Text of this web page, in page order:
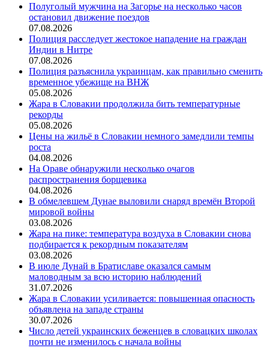
Полуголый мужчина на Загорье на несколько часов
остановил движение поездов
07.08.2026
Полиция расследует жестокое нападение на граждан
Индии в Нитре
07.08.2026
Полиция разъяснила украинцам, как правильно сменить
временное убежище на ВНЖ
05.08.2026
Жара в Словакии продолжила бить температурные
рекорды
05.08.2026
Цены на жильё в Словакии немного замедлили темпы
роста
04.08.2026
На Ораве обнаружили несколько очагов
распространения борщевика
04.08.2026
В обмелевшем Дунае выловили снаряд времён Второй
мировой войны
03.08.2026
Жара на пике: температура воздуха в Словакии снова
подбирается к рекордным показателям
03.08.2026
В июле Дунай в Братиславе оказался самым
маловодным за всю историю наблюдений
31.07.2026
Жара в Словакии усиливается: повышенная опасность
объявлена на западе страны
30.07.2026
Число детей украинских беженцев в словацких школах
почти не изменилось с начала войны